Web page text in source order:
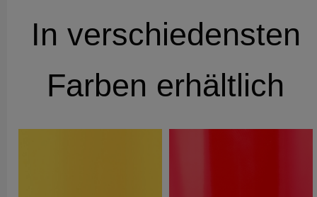
In verschiedensten
Farben erhältlich